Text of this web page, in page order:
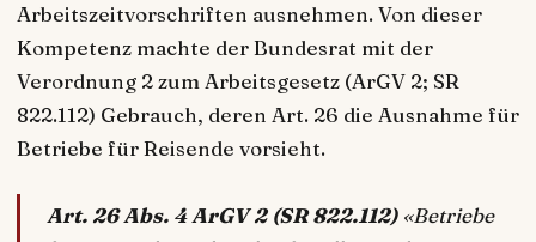
Arbeitszeitvorschriften ausnehmen. Von dieser
Kompetenz machte der Bundesrat mit der
Verordnung 2 zum Arbeitsgesetz (ArGV 2; SR
822.112) Gebrauch, deren Art. 26 die Ausnahme für
Betriebe für Reisende vorsieht.
Art. 26 Abs. 4 ArGV 2 (SR 822.112)«Betriebe